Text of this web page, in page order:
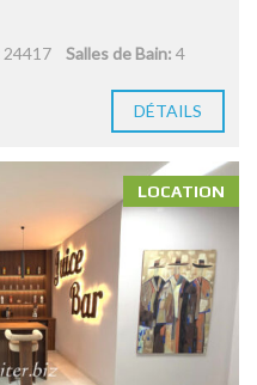
24417 Salles de Bain: 4
DÉTAILS
LOCATION